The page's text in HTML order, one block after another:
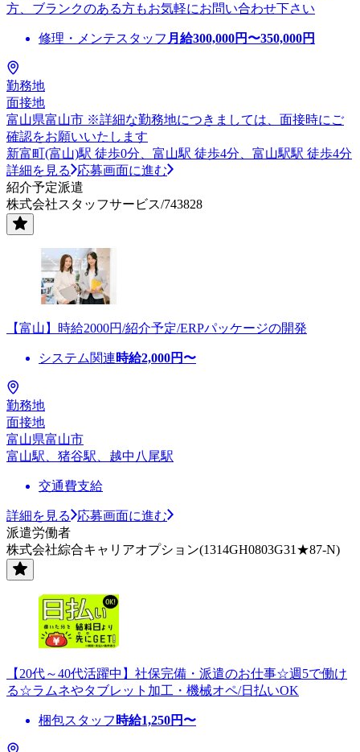
方、ブランクのある方もお気軽にお問い合わせ下さい
修理・メンテスタッフ 月給300,000円〜350,000円
勤務地
面接地
富山県富山市 ※詳細な勤務地につきましては、面接時にご
確認をお願いいたします
新富町(富山)駅 徒歩0分、富山駅 徒歩4分、富山駅駅 徒歩4分
詳細を見る
応募画面に進む
紹介予定派遣
株式会社スタッフサービス/743828
【富山】時給2000円/紹介予定/ERPパッケージの開発
システム関連時給2,000円〜
勤務地
面接地
富山県富山市
富山駅、猪谷駅、越中八尾駅
交通費支給
詳細を見る
応募画面に進む
派遣労働者
株式会社綜合キャリアオプション(1314GH0803G31★87-N)
【20代～40代活躍中】社保完備・派遣のお仕事☆週5で働け
る☆ラムネやタブレット加工・機械オペ/日払いOK
梱包スタッフ 時給1,250円〜